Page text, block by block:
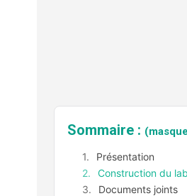
Sommaire :
Présentation
Construction du
Documents joints